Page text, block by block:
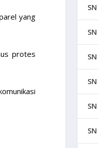
yang
protes